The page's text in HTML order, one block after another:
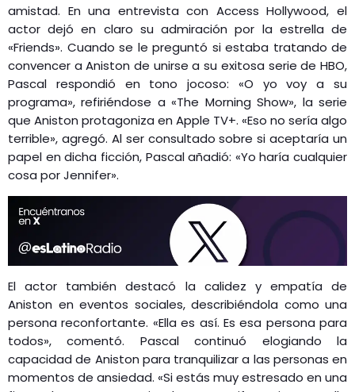
amistad. En una entrevista con Access Hollywood, el
actor dejó en claro su admiración por la estrella de
«Friends». Cuando se le preguntó si estaba tratando de
convencer a Aniston de unirse a su exitosa serie de HBO,
Pascal respondió en tono jocoso: «O yo voy a su
programa», refiriéndose a «The Morning Show», la serie
que Aniston protagoniza en Apple TV+. «Eso no sería algo
terrible», agregó. Al ser consultado sobre si aceptaría un
papel en dicha ficción, Pascal añadió: «Yo haría cualquier
cosa por Jennifer».
El actor también destacó la calidez y empatía de
Aniston en eventos sociales, describiéndola como una
persona reconfortante. «Ella es así. Es esa persona para
todos», comentó. Pascal continuó elogiando la
capacidad de Aniston para tranquilizar a las personas en
momentos de ansiedad. «Si estás muy estresado en una